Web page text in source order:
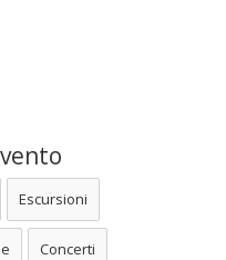
Escursioni
Concerti